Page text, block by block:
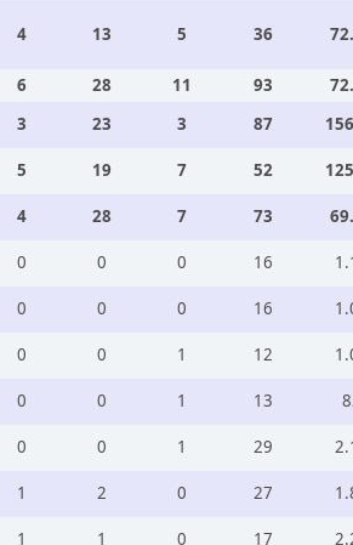
4 13 5 36
6 28 11 93
3 23 3 87
5 19 7 52
4 28 7 73
0 0 0 16
0 0 0 16
0 0 1 12
0 0 1 13
0 0 1 29
1 2 0 27
1 1 0 17